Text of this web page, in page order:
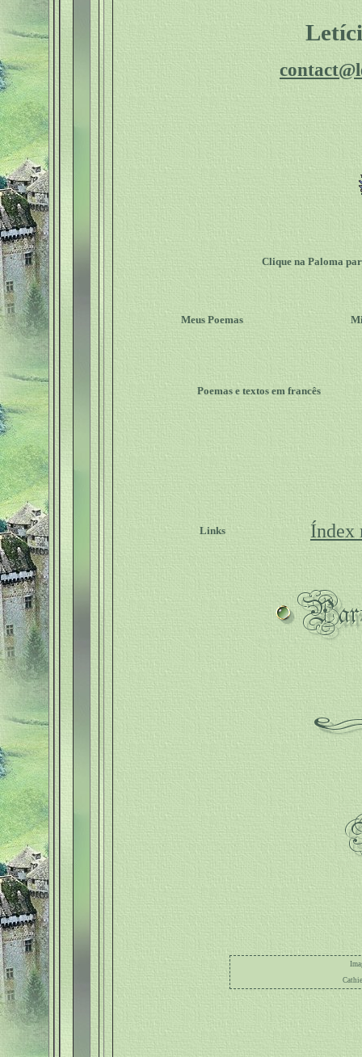
Clique na Paloma
Meus Poemas
Poemas e textos em francês
Links Índex